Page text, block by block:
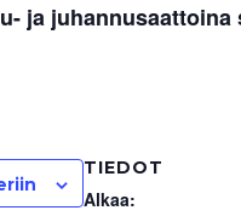
ja juhannusaattoina
TIEDOT
Alkaa: